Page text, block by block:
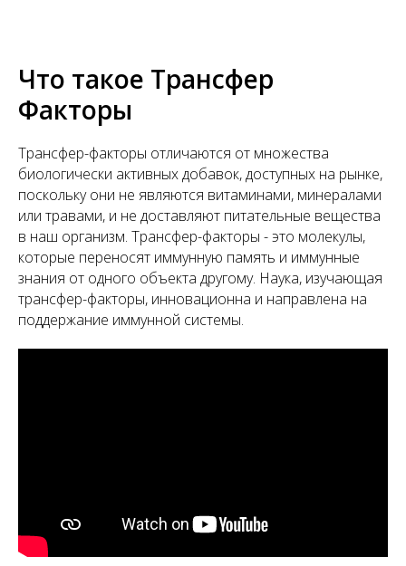
Что такое Трансфер
Факторы
Трансфер-факторы отличаются от множества
биологически активных добавок, доступных на рынке,
поскольку они не являются витаминами, минералами
или травами, и не доставляют питательные вещества
в наш организм. Трансфер-факторы - это молекулы,
которые переносят иммунную память и иммунные
знания от одного объекта другому. Наука, изучающая
трансфер-факторы, инновационна и направлена на
поддержание иммунной системы.